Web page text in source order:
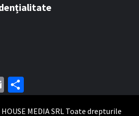
Email
MEDIA SRL Toate drepturile